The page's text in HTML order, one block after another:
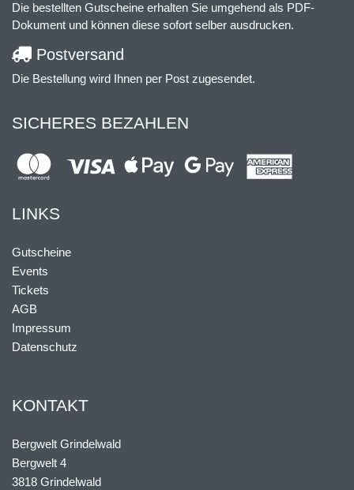
Die bestellten Gutscheine erhalten Sie umgehend als PDF-
Dokument und können diese sofort selber ausdrucken.
Postversand
Die Bestellung wird Ihnen per Post zugesendet.
SICHERES BEZAHLEN
LINKS
Gutscheine
Events
Tickets
AGB
Impressum
Datenschutz
KONTAKT
Bergwelt Grindelwald
Bergwelt 4
3818 Grindelwald